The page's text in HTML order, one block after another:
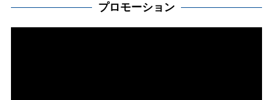
プロモーション